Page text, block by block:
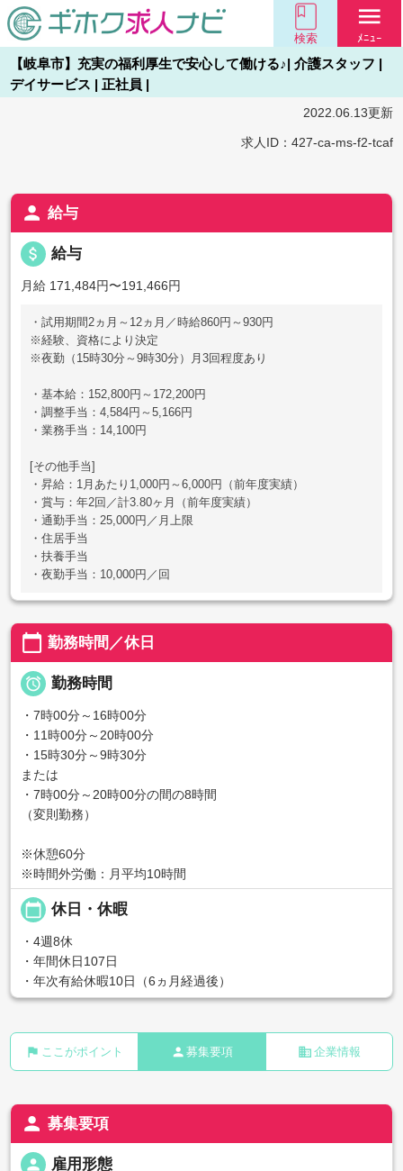
検索
menu
ﾒﾆｭｰ
【岐阜市】充実の福利厚生で安心して働ける♪| 介護スタッフ |
デイサービス | 正社員 |
2022.06.13更新
求人ID：427-ca-ms-f2-tcaf
person 給与
attach_money 給与
月給 171,484円〜191,466円
・試用期間2ヵ月～12ヵ月／時給860円～930円
※経験、資格により決定
※夜勤（15時30分～9時30分）月3回程度あり
・基本給：152,800円～172,200円
・調整手当：4,584円～5,166円
・業務手当：14,100円
[その他手当]
・昇給：1月あたり1,000円～6,000円（前年度実績）
・賞与：年2回／計3.80ヶ月（前年度実績）
・通勤手当：25,000円／月上限
・住居手当
・扶養手当
・夜勤手当：10,000円／回
calendar_today 勤務時間／休日
 勤務時間
・7時00分～16時00分
・11時00分～20時00分
・15時30分～9時30分
または
・7時00分～20時00分の間の8時間
（変則勤務）
※休憩60分
※時間外労働：月平均10時間
calendar_today 休日・休暇
・4週8休
・年間休日107日
・年次有給休暇10日（6ヵ月経過後）
flag ここがポイント person 募集要項 business 企業情報
person 募集要項
person 雇用形態